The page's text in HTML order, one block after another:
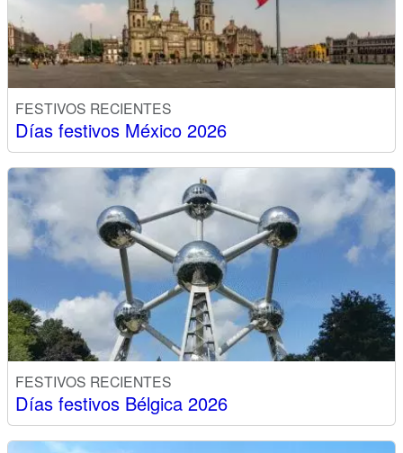
FESTIVOS RECIENTES
Días festivos México 2026
FESTIVOS RECIENTES
Días festivos Bélgica 2026